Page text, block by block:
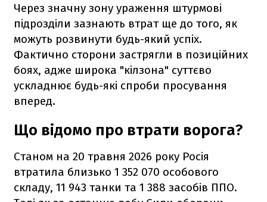
Через значну зону ураження штурмові
підрозділи зазнають втрат ще до того, як
можуть розвинути будь-який успіх.
Фактично сторони застрягли в позиційних
боях, адже широка "кілзона" суттєво
ускладнює будь-які спроби просування
вперед.
Що відомо про втрати ворога?
Станом на 20 травня 2026 року Росія
втратила близько 1 352 070 особового
складу, 11 943 танки та 1 388 засобів ППО.